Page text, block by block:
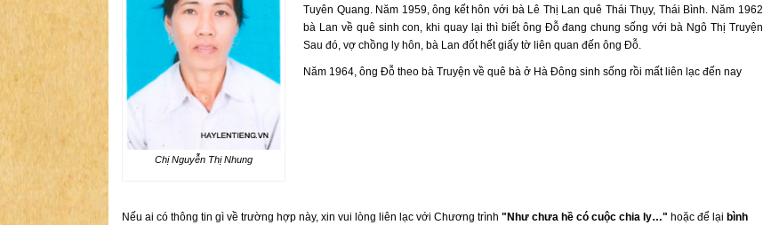
Chị Nguyễn Thị Nhung
Tuyên Quang. Năm 1959, ông kết hôn với bà Lê Thị Lan quê Thái Thụy, Thái Bình. Năm 1962,
bà Lan về quê sinh con, khi quay lại thì biết ông Đỗ đang chung sống với bà Ngô Thị Truyện.
Sau đó, vợ chồng ly hôn, bà Lan đốt hết giấy tờ liên quan đến ông Đỗ.
Năm 1964, ông Đỗ theo bà Truyện về quê bà ở Hà Đông sinh sống rồi mất liên lạc đến nay
Nếu ai có thông tin gì về trường hợp này, xin vui lòng liên lạc với Chương trình "Như chưa hề có cuộc chia ly…" hoặc để lại bình